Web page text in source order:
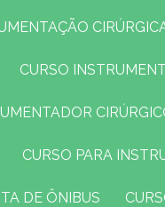
CURSO
CURSO PARA
DE ÔNIBUS